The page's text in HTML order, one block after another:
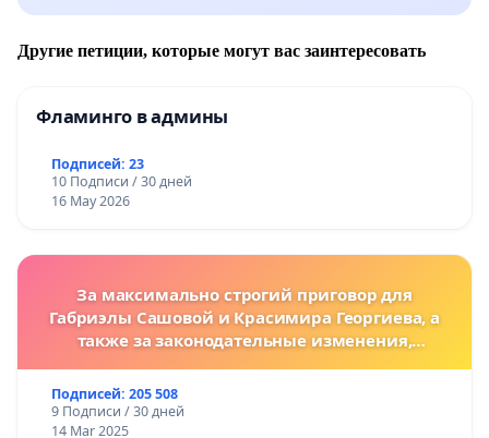
Другие петиции, которые могут вас заинтересовать
Фламинго в админы
Подписей: 23
10 Подписи / 30 дней
16 May 2026
За максимально строгий приговор для
Габриэлы Сашовой и Красимира Георгиева, а
также за законодательные изменения,
за преступления против животных!
Подписей: 205 508
9 Подписи / 30 дней
14 Mar 2025